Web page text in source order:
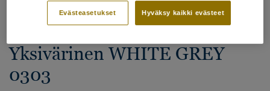
Hitsauslangat - Homogeeniset
& heterogeeniset muovimatot -
Yksivärinen WHITE GREY
0303
Hyväksy kaikki evästeet
Evästeasetukset